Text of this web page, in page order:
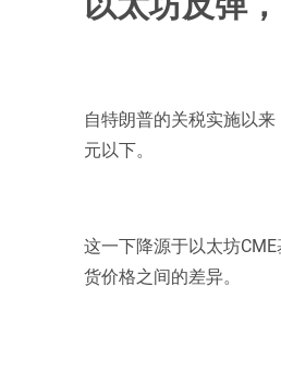
自特朗普的关税实施以
元以下。
这一下降源于以太坊
货价格之间的差异。